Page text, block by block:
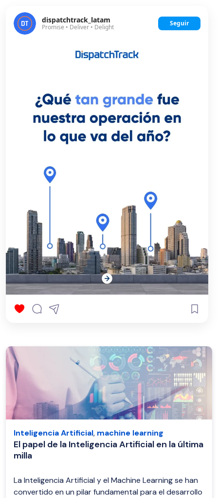
dispatchtrack_latam
Promise • Deliver • Delight Seguir
Inteligencia Artificial, machine learning
El papel de la Inteligencia Artificial en la última
milla
La Inteligencia Artificial y el Machine Learning se han
convertido en un pilar fundamental para el desarrollo